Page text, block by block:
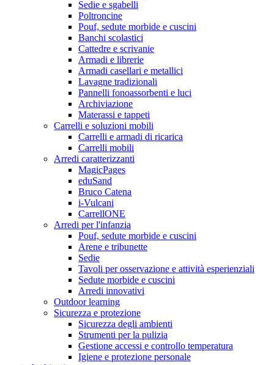
Sedie e sgabelli
Poltroncine
Pouf, sedute morbide e cuscini
Banchi scolastici
Cattedre e scrivanie
Armadi e librerie
Armadi casellari e metallici
Lavagne tradizionali
Pannelli fonoassorbenti e luci
Archiviazione
Materassi e tappeti
Carrelli e soluzioni mobili
Carrelli e armadi di ricarica
Carrelli mobili
Arredi caratterizzanti
MagicPages
eduSand
Bruco Catena
i-Vulcani
CarrellONE
Arredi per l'infanzia
Pouf, sedute morbide e cuscini
Arene e tribunette
Sedie
Tavoli per osservazione e attività esperienziali
Sedute morbide e cuscini
Arredi innovativi
Outdoor learning
Sicurezza e protezione
Sicurezza degli ambienti
Strumenti per la pulizia
Gestione accessi e controllo temperatura
Igiene e protezione personale